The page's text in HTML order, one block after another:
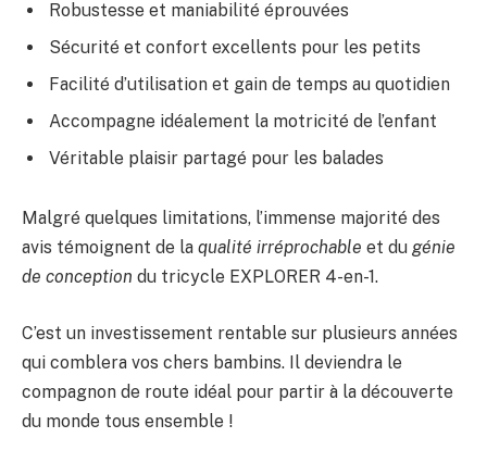
Robustesse et maniabilité éprouvées
Sécurité et confort excellents pour les petits
Facilité d’utilisation et gain de temps au quotidien
Accompagne idéalement la motricité de l’enfant
Véritable plaisir partagé pour les balades
Malgré quelques limitations, l’immense majorité des
avis témoignent de la qualité irréprochable et du génie
de conception du tricycle EXPLORER 4-en-1.
C’est un investissement rentable sur plusieurs années
qui comblera vos chers bambins. Il deviendra le
compagnon de route idéal pour partir à la découverte
du monde tous ensemble !